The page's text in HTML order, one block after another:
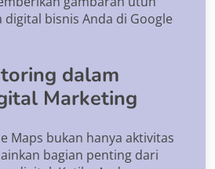
bisnis Anda di Google
dalam
Marketing
Maps bukan hanya aktivitas
bagian penting dari